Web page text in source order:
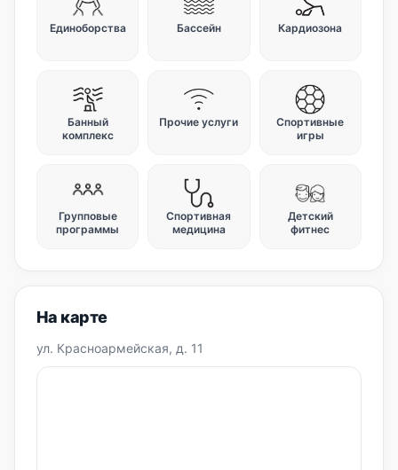
Единоборства Бассейн Кардиозона
Банный
комплекс
Прочие услуги
Спортивные
игры
Групповые
программы
Спортивная
медицина
Детский
фитнес
На карте
ул. Красноармейская, д. 11